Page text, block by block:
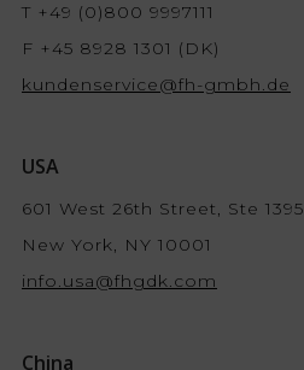
T +49 (0)800 9997111
F +45 8928 1301 (DK)
kundenservice@fh-gmbh.de
USA
601 West 26th Street, Ste 1395
New York, NY 10001
info.usa@fhgdk.com
China